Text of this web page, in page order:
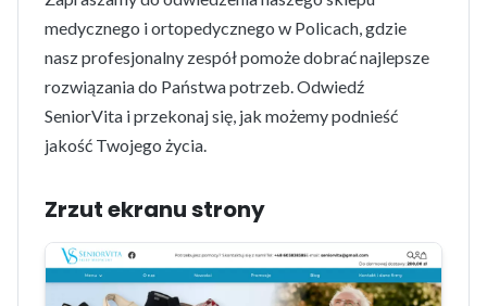
medycznego i ortopedycznego w Policach, gdzie
nasz profesjonalny zespół pomoże dobrać najlepsze
rozwiązania do Państwa potrzeb. Odwiedź
SeniorVita i przekonaj się, jak możemy podnieść
jakość Twojego życia.
Zrzut ekranu strony